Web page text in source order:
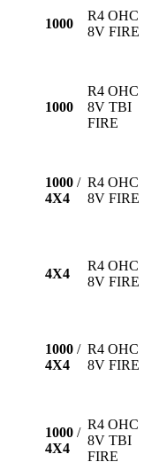
1000
R4 OHC
8V FIRE
1000
R4 OHC
8V TBI
FIRE
1000 /
4X4
R4 OHC
8V FIRE
4X4
R4 OHC
8V FIRE
1000 /
4X4
R4 OHC
8V FIRE
1000 /
4X4
R4 OHC
8V TBI
FIRE